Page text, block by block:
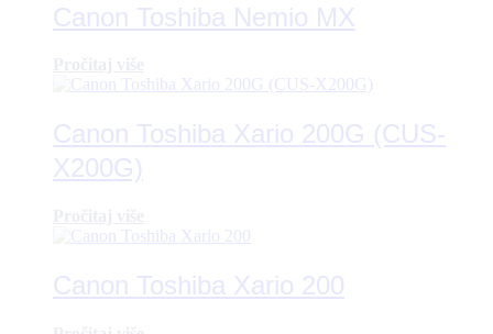
Canon Toshiba Nemio MX
Canon Toshiba Xario 200G (CUS-
X200G)
Canon Toshiba Xario 200